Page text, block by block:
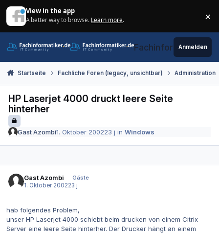
View in the app
A better way to browse. Learn more. ×
Fachinformatiker.de
Anmelden
Startseite Fachliche Foren (legacy, unsichtbar) Administration
HP Laserjet 4000 druckt leere Seite
hinterher
Gast Azombi1. Oktober 200223 j inWindows
Gast Azombi
Gäste
1. Oktober 200223 j
hab folgendes Problem,
unser HP Laserjet 4000 schiebt beim drucken von einem Citrix-
Server eine leere Seite hinterher. Der Drucker hängt an einem